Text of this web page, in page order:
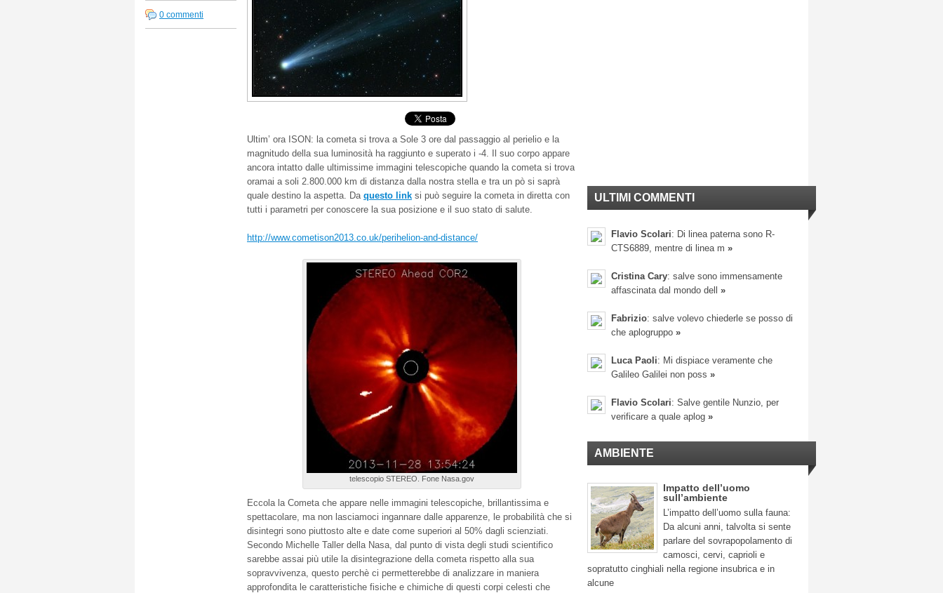
0 commenti
Ultim’ ora ISON: la cometa si trova a Sole 3 ore dal passaggio al perielio e la
magnitudo della sua luminosità ha raggiunto e superato i -4. Il suo corpo appare
ancora intatto dalle ultimissime immagini telescopiche quando lacometa si trova
oramai a soli 2.800.000 km di distanza dalla nostra stella e tra un pò si saprà
quale destino la aspetta. Da questo link si può seguire la cometa in diretta con
tutti i parametri per conoscere la sua posizione e il suo stato di salute.
http://www.cometison2013.co.uk/perihelion-and-distance/
telescopio STEREO. Fone Nasa.gov
Eccola la Cometa che appare nelle immagini telescopiche, brillantissima e
spettacolare, ma non lasciamoci ingannare dalle apparenze, le probabilità che si
disintegri sono piuttosto alte e date come superiori al 50% dagli scienziati.
Secondo Michelle Taller della Nasa, dal punto di vista degli studi scientifico
sarebbe assai più utile la disintegrazione della cometa rispetto alla sua
sopravvivenza, questo perchè ci permetterebbe di analizzare in maniera
approfondita le caratteristiche fisiche e chimiche di questi corpi celesti che
ULTIMI COMMENTI
Flavio Scolari: Di linea paterna sono R-
CTS6889, mentre di linea m »
Cristina Cary: salve sono immensamente
affascinata dal mondo dell »
Fabrizio: salve volevo chiederle se posso di
che aplogruppo »
Luca Paoli: Mi dispiace veramente che
Galileo Galilei non poss »
Flavio Scolari: Salve gentile Nunzio, per
verificare a quale aplog »
AMBIENTE
Impatto dell’uomo
sull’ambiente
L’impatto dell’uomo sulla fauna:
Da alcuni anni, talvolta si sente
parlare del sovrapopolamento di
camosci, cervi, caprioli e
sopratutto cinghiali nella regione insubrica e in
alcune